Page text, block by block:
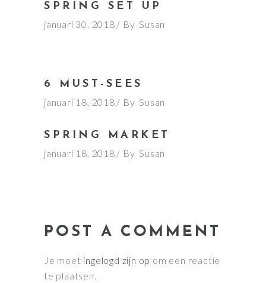
SPRING SET UP
januari 30, 2018
By Susan
6 MUST-SEES
januari 18, 2018
By Susan
SPRING MARKET
januari 18, 2018
By Susan
POST A COMMENT
Je moet ingelogd zijn op om een reactie
te plaatsen.